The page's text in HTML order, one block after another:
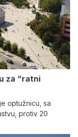
za “ratni
optužnicu, sa
protiv 20